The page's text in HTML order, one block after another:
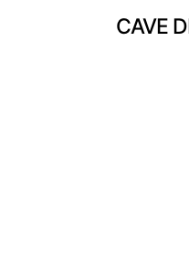
CAVE